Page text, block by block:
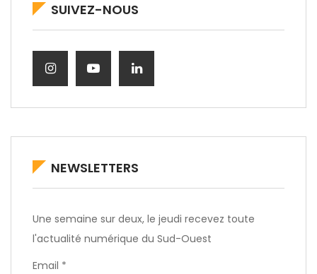
SUIVEZ-NOUS
NEWSLETTERS
Une semaine sur deux, le jeudi recevez toute
l'actualité numérique du Sud-Ouest
Email *